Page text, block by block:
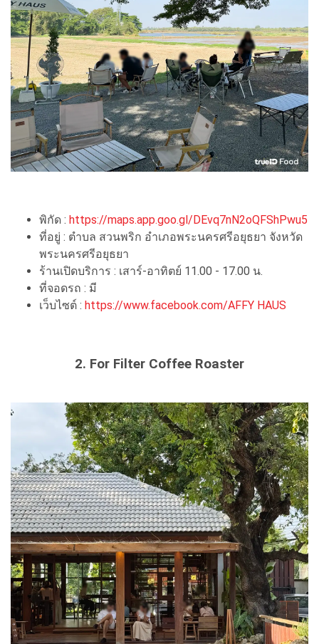
พิกัด : https://maps.app.goo.gl/DEvq7nN2oQFShPwu5
ที่อยู่ : ตำบล สวนพริก อำเภอพระนครศรีอยุธยา จังหวัด
พระนครศรีอยุธยา
ร้านเปิดบริการ : เสาร์-อาทิตย์ 11.00 - 17.00 น.
ที่จอดรถ : มี
เว็บไซต์ : https://www.facebook.com/AFFY HAUS
2. For Filter Coffee Roaster